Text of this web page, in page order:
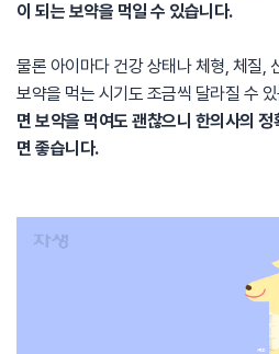
이 되는 보약을 먹일 수 있습니다.
물론 아이마다 건강 상태나 체형, 체질,
보약을 먹는 시기도 조금씩 달라질 수
면 보약을 먹여도 괜찮으니 한의사의 정
면 좋습니다.